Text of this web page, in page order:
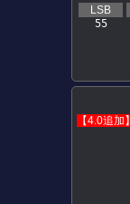
LSB
55
【4.0追加】